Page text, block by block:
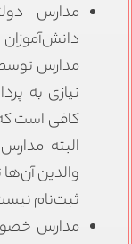
مدارس
دانش‌آموزان
مدارس توسط
نیازی به
کافی است که
البته مدارس
والدین آن‌ها
ثبت‌نام نیست
مدارس خصوصی